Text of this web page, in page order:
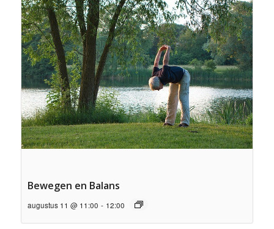
Bewegen en Balans
augustus 11 @ 11:00 - 12:00